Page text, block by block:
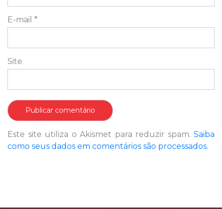
E-mail *
Site
Este site utiliza o Akismet para reduzir spam. Saiba
como seus dados em comentários são processados.